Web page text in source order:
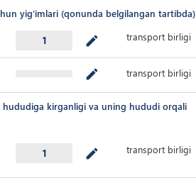
yig’imlari (qonunda belgilangan tartibda)
1 mode_edit transport birligi
mode_edit transport birligi
hududiga kirganligi va uning hududi orqali
1 mode_edit transport birligi